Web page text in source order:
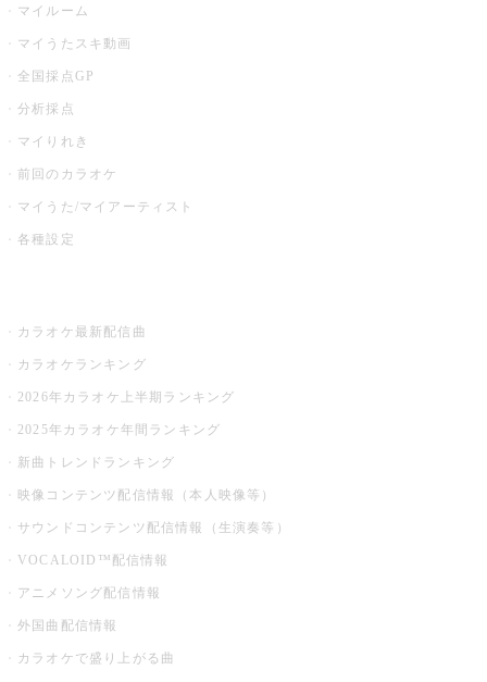
マイルーム
マイうたスキ動画
全国採点GP
分析採点
マイりれき
前回のカラオケ
マイうた/マイアーティスト
各種設定
カラオケ最新配信曲
カラオケランキング
2026年カラオケ上半期ランキング
2025年カラオケ年間ランキング
新曲トレンドランキング
映像コンテンツ配信情報（本人映像等）
サウンドコンテンツ配信情報（生演奏等）
VOCALOID™配信情報
アニメソング配信情報
外国曲配信情報
カラオケで盛り上がる曲